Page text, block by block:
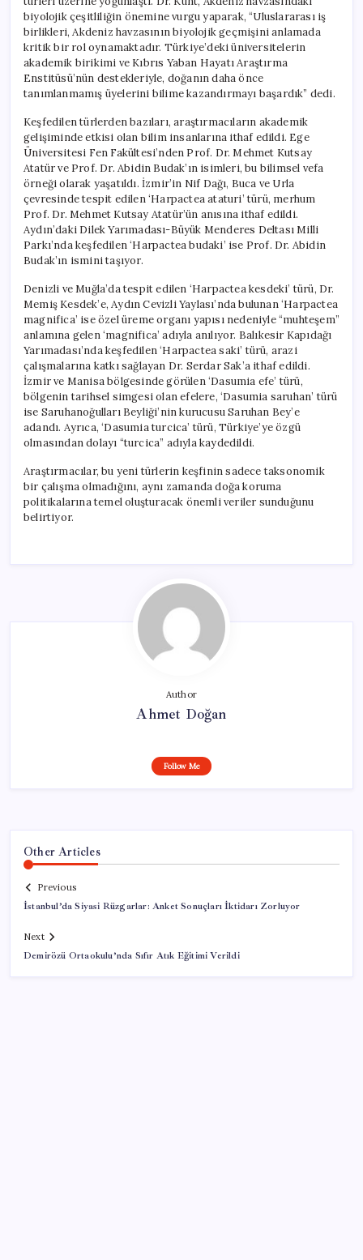
biyolojik çeşitliliğin önemine vurgu yaparak, “Uluslararası iş
birlikleri, Akdeniz havzasının biyolojik geçmişini anlamada
kritik bir rol oynamaktadır. Türkiye’deki üniversitelerin
akademik birikimi ve Kıbrıs Yaban Hayatı Araştırma
Enstitüsü’nün destekleriyle, doğanın daha önce
tanımlanmamış üyelerini bilime kazandırmayı başardık” dedi.
Keşfedilen türlerden bazıları, araştırmacıların akademik
gelişiminde etkisi olan bilim insanlarına ithaf edildi. Ege
Üniversitesi Fen Fakültesi’nden Prof. Dr. Mehmet Kutsay
Atatür ve Prof. Dr. Abidin Budak’ın isimleri, bu bilimsel vefa
örneği olarak yaşatıldı. İzmir’in Nif Dağı, Buca ve Urla
çevresinde tespit edilen ‘Harpactea ataturi’ türü, merhum
Prof. Dr. Mehmet Kutsay Atatür’ün anısına ithaf edildi.
Aydın’daki Dilek Yarımadası-Büyük Menderes Deltası Milli
Parkı’nda keşfedilen ‘Harpactea budaki’ ise Prof. Dr. Abidin
Budak’ın ismini taşıyor.
Denizli ve Muğla’da tespit edilen ‘Harpactea kesdeki’ türü, Dr.
Memiş Kesdek’e, Aydın Cevizli Yaylası’nda bulunan ‘Harpactea
magnifica’ ise özel üreme organı yapısı nedeniyle “muhteşem”
anlamına gelen ‘magnifica’ adıyla anılıyor. Balıkesir Kapıdağı
Yarımadası’nda keşfedilen ‘Harpactea saki’ türü, arazi
çalışmalarına katkı sağlayan Dr. Serdar Sak’a ithaf edildi.
İzmir ve Manisa bölgesinde görülen ‘Dasumia efe’ türü,
bölgenin tarihsel simgesi olan efelere, ‘Dasumia saruhan’ türü
ise Saruhanoğulları Beyliği’nin kurucusu Saruhan Bey’e
adandı. Ayrıca, ‘Dasumia turcica’ türü, Türkiye’ye özgü
olmasından dolayı “turcica” adıyla kaydedildi.
Araştırmacılar, bu yeni türlerin keşfinin sadece taksonomik
bir çalışma olmadığını, aynı zamanda doğa koruma
politikalarına temel oluşturacak önemli veriler sunduğunu
belirtiyor.
Author
Ahmet Doğan
Follow Me
Other Articles
Previous
İstanbul’da Siyasi Rüzgarlar: Anket Sonuçları İktidarı Zorluyor
Next
Demirözü Ortaokulu’nda Sıfır Atık Eğitimi Verildi